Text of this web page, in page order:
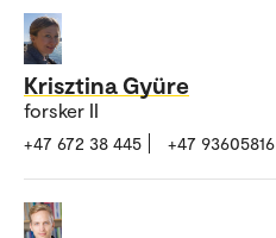
Krisztina Gyüre
forsker II
+47 672 38 445 +47 93605816